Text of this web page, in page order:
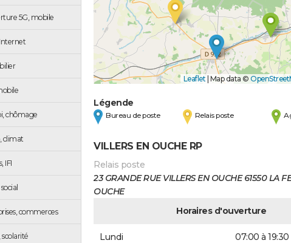
5G, mobile
chômage
climat
IFI
commerces
scolarité
Leaflet Map data ©
Légende
Bureau de poste Relais poste
VILLERS EN OUCHE RP
Relais poste
23 GRANDE RUE VILLERS EN OUCHE 61550 LA
OUCHE
Horaires d'ouverture
Lundi
07:00 à 19:30